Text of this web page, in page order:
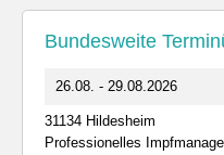
Bundesweite
26.08. - 29.08.2026
31134 Hildesheim
Professionelles